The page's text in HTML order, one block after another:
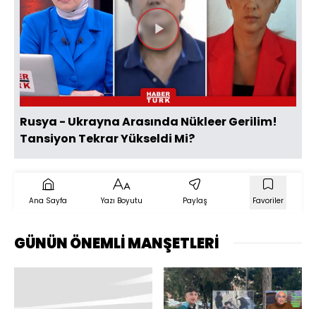
Videoyu
Oynat
Rusya - Ukrayna Arasında Nükleer Gerilim!
Tansiyon Tekrar Yükseldi Mi?
Ana Sayfa Yazı Boyutu Paylaş Favoriler
GÜNÜN ÖNEMLİ MANŞETLERİ